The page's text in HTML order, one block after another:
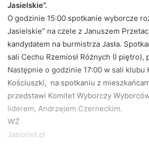
i
l
Jasielskie”.
O godzinie 15:00 spotkanie wyborcze
Jasielskie” na czele z Januszem
kandydatem na burmistrza Jasła.
sali Cechu Rzemiosł Różnych (I piętro),
Następnie o godzinie 17:00 w sali klubu
Kościuszki, na spotkaniu z
przedstawi Komitet Wyborczy
liderem, Andrzejem Czerneckim.
WŻ
Jaslonet.pl